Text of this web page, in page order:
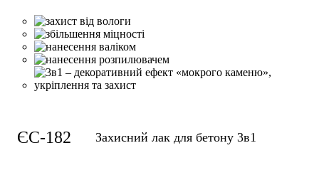
ЄС-182 Захисний лак для бетону 3в1